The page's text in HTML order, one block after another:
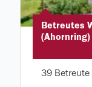
Betreutes
(Ahornring)
39 Betreute